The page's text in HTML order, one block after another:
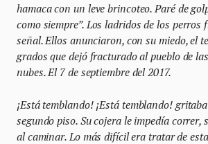
hamaca con un leve brincoteo. Paré de
como siempre”. Los ladridos de los perros
señal. Ellos anunciaron, con su miedo, el
grados que dejó fracturado al pueblo de
nubes. El 7 de septiembre del 2017.
¡Está temblando! ¡Está temblando!
segundo piso. Su cojera le impedía correr,
al caminar. Lo más difícil era tratar de